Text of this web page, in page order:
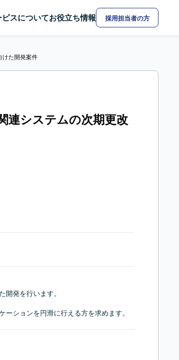
スについてお役立ち情報 採用担当者の方
けた開発案件
連システムの次期更改
開発を行います。
ションを円滑に行える方を求めます。